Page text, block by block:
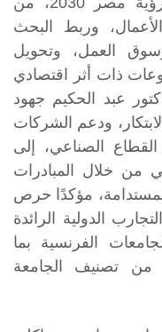
وربط البحث
العمل، وتحويل
ذات أثر اقتصادي
عبد الحكيم جهود
ودعم الشركات
الصناعي، إلى
من خلال المبادرات
مؤكدًا حرص
الدولية الرائدة
الفرنسية بما
من تصنيف الجامعة